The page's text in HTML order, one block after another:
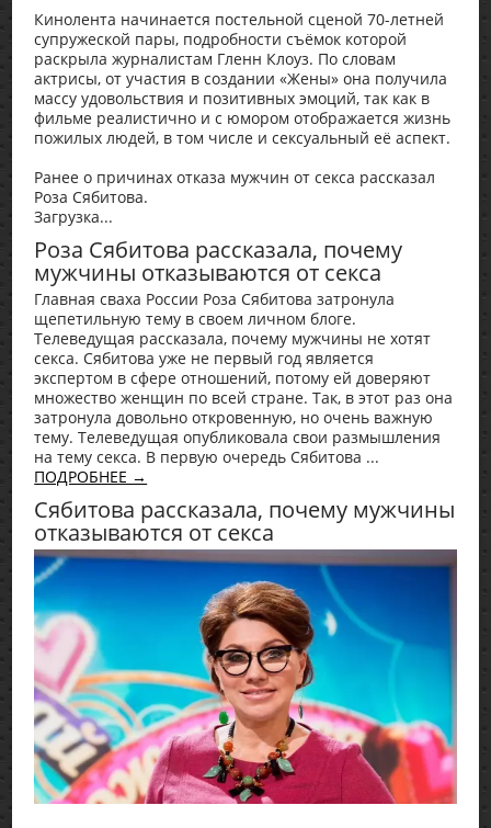
Кинолента начинается постельной сценой 70-летней
супружеской пары, подробности съёмок которой
раскрыла журналистам Гленн Клоуз. По словам
актрисы, от участия в создании «Жены» она получила
массу удовольствия и позитивных эмоций, так как в
фильме реалистично и с юмором отображается жизнь
пожилых людей, в том числе и сексуальный её аспект.
Ранее о причинах отказа мужчин от секса рассказал
Роза Сябитова.
Загрузка...
Роза Сябитова рассказала, почему
мужчины отказываются от секса
Главная сваха России Роза Сябитова затронула
щепетильную тему в своем личном блоге.
Телеведущая рассказала, почему мужчины не хотят
секса. Сябитова уже не первый год является
экспертом в сфере отношений, потому ей доверяют
множество женщин по всей стране. Так, в этот раз она
затронула довольно откровенную, но очень важную
тему. Телеведущая опубликовала свои размышления
на тему секса. В первую очередь Сябитова ...
ПОДРОБНЕЕ →
Сябитова рассказала, почему мужчины
отказываются от секса